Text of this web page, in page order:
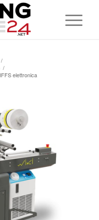
/
/
elettronica